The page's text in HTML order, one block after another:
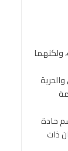
ولكنهما
حادة
ذات